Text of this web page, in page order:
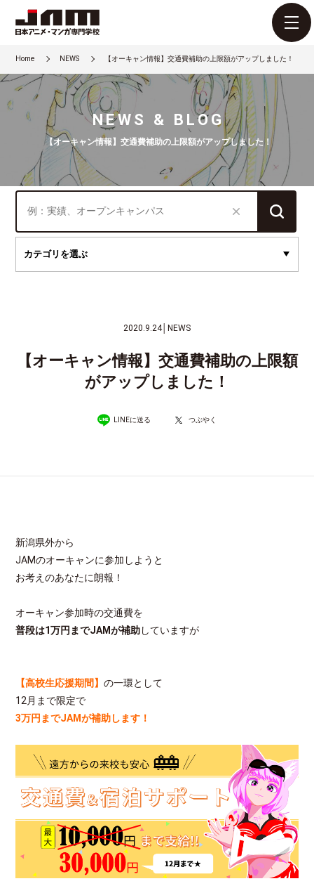
Home NEWS 【オーキャン情報】交通費補助の上限額がアップしました！
NEWS & BLOG
【オーキャン情報】交通費補助の上限額がアップしました！
2020.9.24│ NEWS
【オーキャン情報】交通費補助の上限額
がアップしました！
LINEに送る つぶやく
新潟県外から
JAMのオーキャンに参加しようと
お考えのあなたに朗報！
オーキャン参加時の交通費を
普段は1万円までJAMが補助していますが
【高校生応援期間】の一環として
12月まで限定で
3万円までJAMが補助します！